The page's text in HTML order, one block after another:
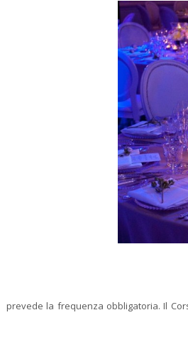
prevede la frequenza obbligatoria. Il